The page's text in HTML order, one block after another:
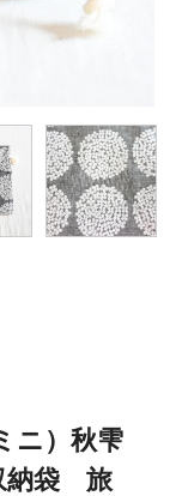
ニ）秋雫
納袋 旅